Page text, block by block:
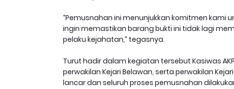
“Pemusnahan ini menunjukkan komitmen kami
ingin memastikan barang bukti ini tidak lagi
pelaku kejahatan,” tegasnya.
Turut hadir dalam kegiatan tersebut Kasiwas
perwakilan Kejari Belawan, serta perwakilan
lancar dan seluruh proses pemusnahan